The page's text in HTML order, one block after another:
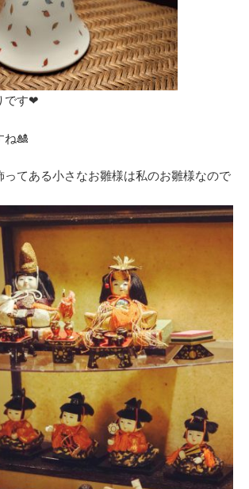
です❤
ね🎎
ってある小さなお雛様は私のお雛様なので